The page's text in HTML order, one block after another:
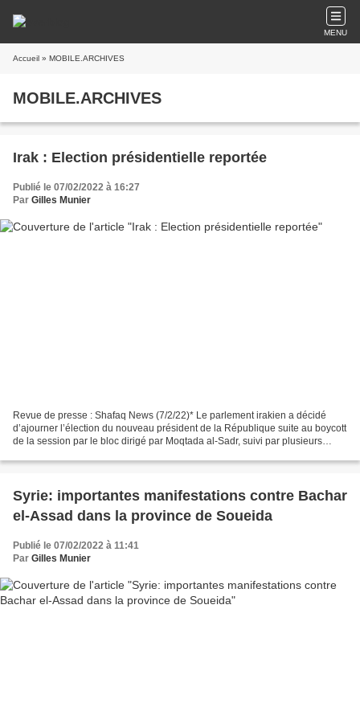
MENU
Accueil » MOBILE.ARCHIVES
MOBILE.ARCHIVES
Irak : Election présidentielle reportée
Publié le 07/02/2022 à 16:27
Par Gilles Munier
Revue de presse : Shafaq News (7/2/22)* Le parlement irakien a décidé
d’ajourner l’élection du nouveau président de la République suite au boycott
de la session par le bloc dirigé par Moqtada al-Sadr, suivi par plusieurs
Syrie: importantes manifestations contre Bachar
el-Assad dans la province de Soueida
Publié le 07/02/2022 à 11:41
Par Gilles Munier